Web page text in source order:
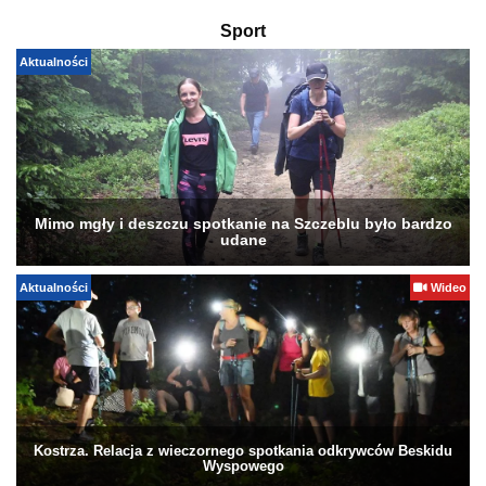
Sport
Aktualności
Mimo mgły i deszczu spotkanie na Szczeblu było bardzo
udane
Aktualności Wideo
Kostrza. Relacja z wieczornego spotkania odkrywców Beskidu
Wyspowego